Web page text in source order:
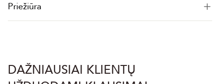
Priežiūra
DAŽNIAUSIAI KLIENTŲ